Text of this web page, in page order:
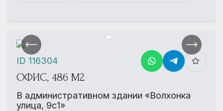
ОФИС, 486 М2
В административном здании «Волхонка
улица, 9с1»
ID 116304